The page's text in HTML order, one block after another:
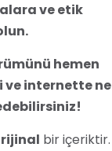
ve etik
hemen
ve internette ne
bir içeriktir.